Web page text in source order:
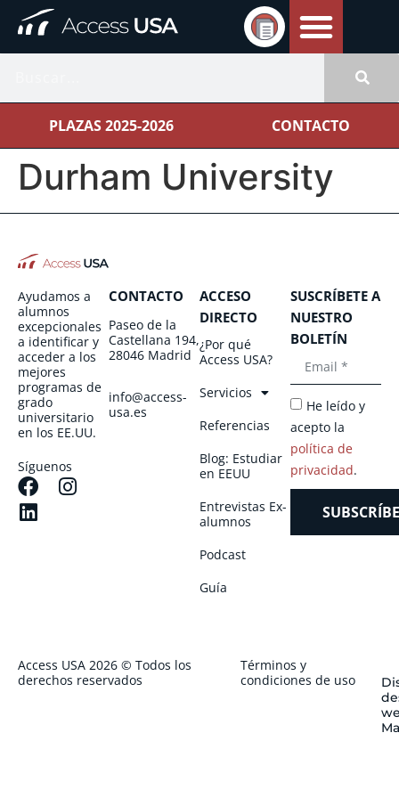
PLAZAS 2025-2026 CONTACTO
Durham University
Ayudamos a
alumnos
excepcionales
a identificar y
acceder a los
mejores
programas de
grado
universitario
en los EE.UU.
Síguenos
CONTACTO
Paseo de la
Castellana 194,
28046 Madrid
info@access-
usa.es
ACCESO
DIRECTO
¿Por qué
Access USA?
Servicios
Referencias
Blog: Estudiar
en EEUU
Entrevistas Ex-
alumnos
Podcast
Guía
SUSCRÍBETE A
NUESTRO
BOLETÍN
He leído y
acepto la
política de
privacidad.
Access USA 2026 © Todos los
derechos reservados
Términos y
condiciones de uso